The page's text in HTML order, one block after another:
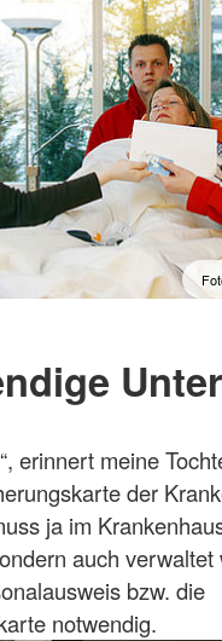
erinnert meine
der
ja im
auch verwaltet
bzw. die
notwendig.